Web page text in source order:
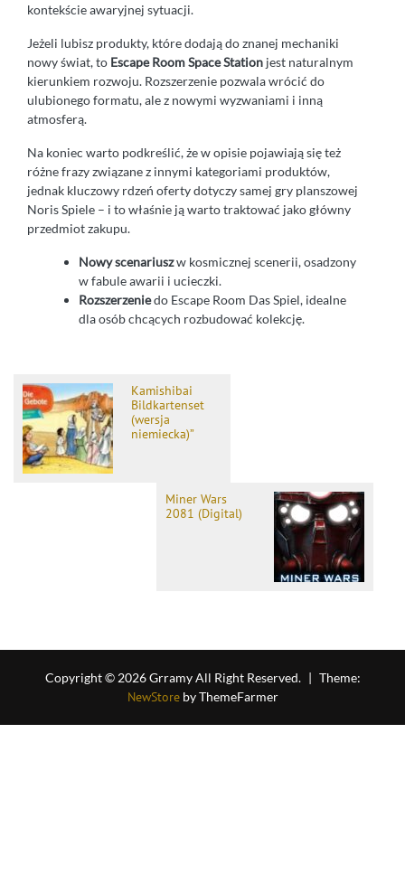
kontekście awaryjnej sytuacji.
Jeżeli lubisz produkty, które dodają do znanej mechaniki
nowy świat, to Escape Room Space Station jest naturalnym
kierunkiem rozwoju. Rozszerzenie pozwala wrócić do
ulubionego formatu, ale z nowymi wyzwaniami i inną
atmosferą.
Na koniec warto podkreślić, że w opisie pojawiają się też
różne frazy związane z innymi kategoriami produktów,
jednak kluczowy rdzeń oferty dotyczy samej gry planszowej
Noris Spiele – i to właśnie ją warto traktować jako główny
przedmiot zakupu.
Nowy scenariuszw kosmicznej scenerii, osadzony
w fabule awarii i ucieczki.
Rozszerzeniedo Escape Room Das Spiel, idealne
dla osób chcących rozbudować kolekcję.
Kamishibai
Bildkartenset
(wersja
niemiecka)”
Miner Wars
2081 (Digital)
Copyright © 2026 Grramy All Right Reserved. | Theme:
NewStoreby ThemeFarmer